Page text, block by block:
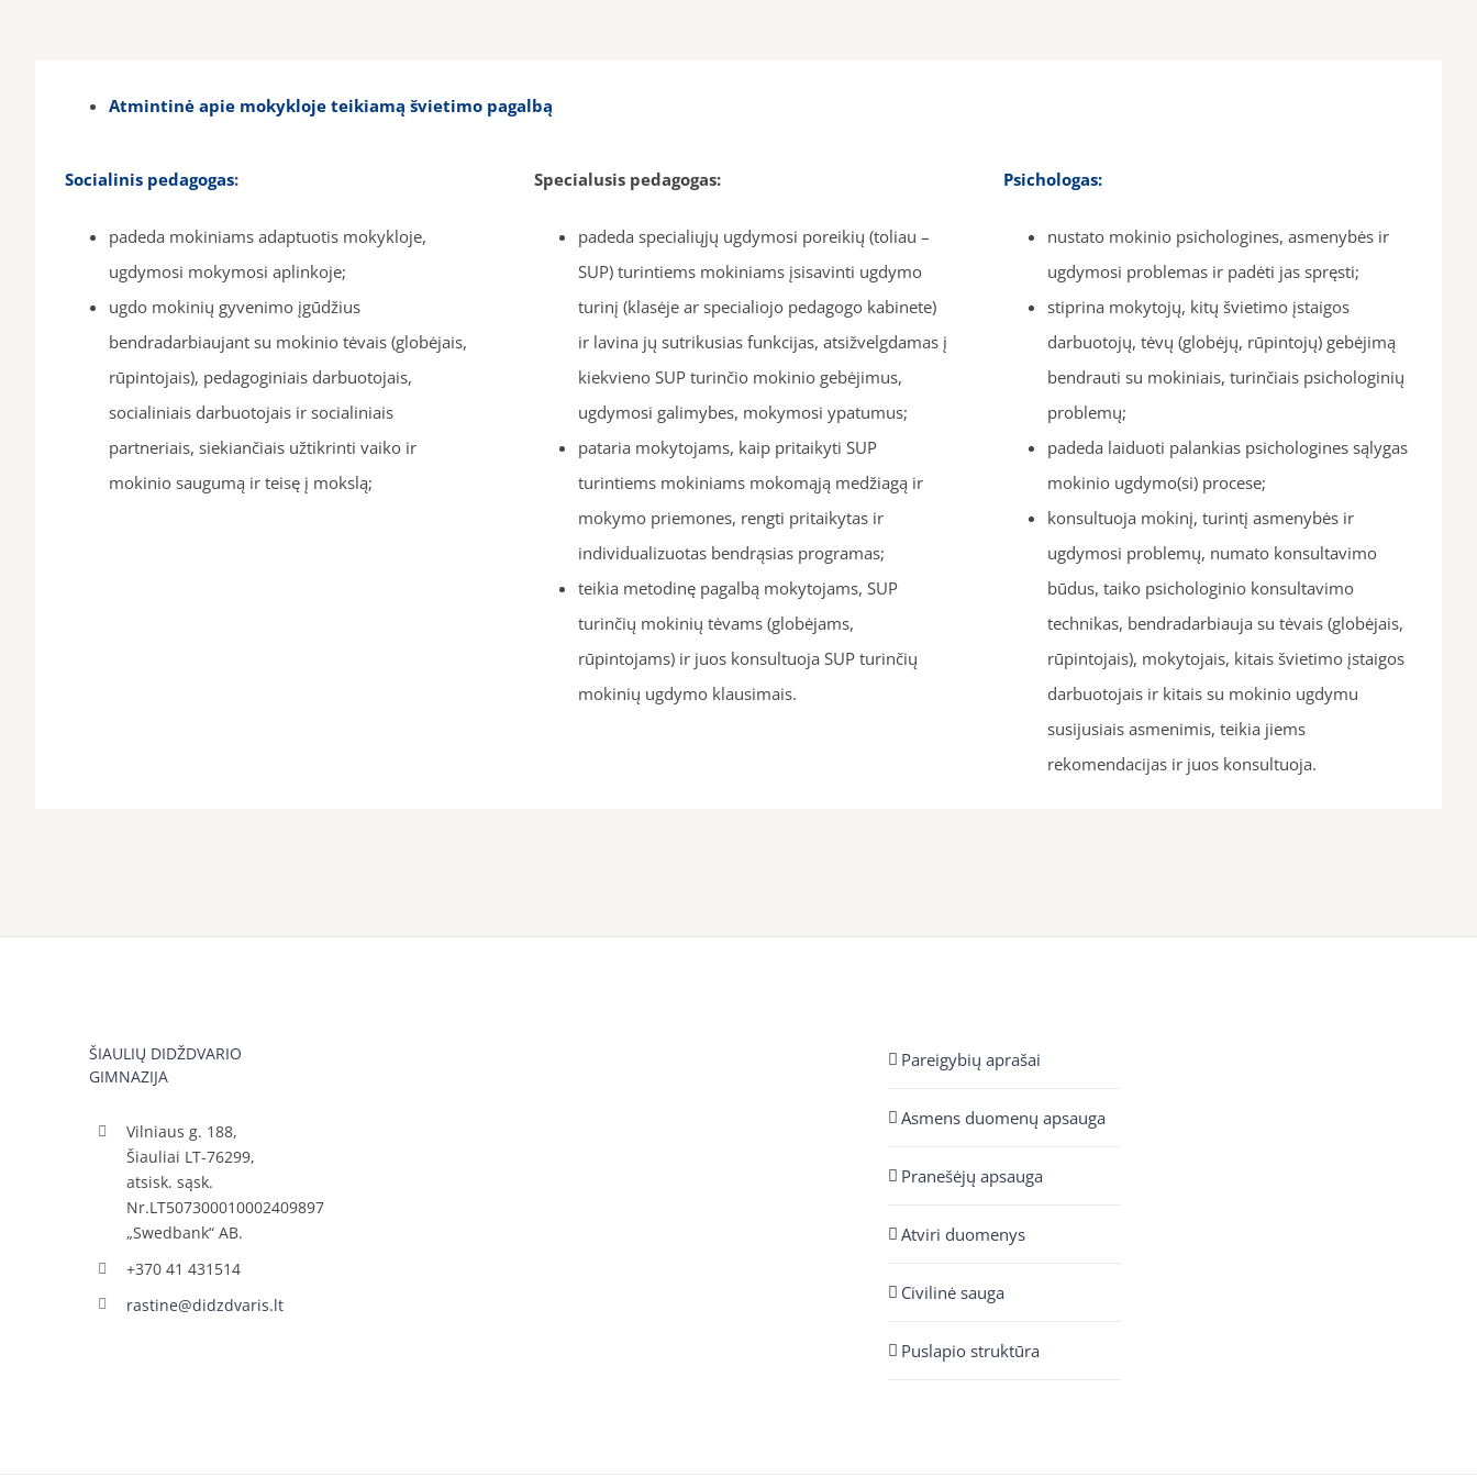
Atmintinė apie mokykloje teikiamą švietimo pagalbą
Socialinis pedagogas:
padeda mokiniams adaptuotis mokykloje,
ugdymosi mokymosi aplinkoje;
ugdo mokinių gyvenimo įgūdžius
bendradarbiaujant su mokinio tėvais (globėjais,
rūpintojais), pedagoginiais darbuotojais,
socialiniais darbuotojais ir socialiniais
partneriais, siekiančiais užtikrinti vaiko ir
mokinio saugumą ir teisę į mokslą;
Specialusis pedagogas:
padeda specialiųjų ugdymosi poreikių (toliau –
SUP) turintiems mokiniams įsisavinti ugdymo
turinį (klasėje ar specialiojo pedagogo kabinete)
ir lavina jų sutrikusias funkcijas, atsižvelgdamas į
kiekvieno SUP turinčio mokinio gebėjimus,
ugdymosi galimybes, mokymosi ypatumus;
pataria mokytojams, kaip pritaikyti SUP
turintiems mokiniams mokomąją medžiagą ir
mokymo priemones, rengti pritaikytas ir
individualizuotas bendrąsias programas;
teikia metodinę pagalbą mokytojams, SUP
turinčių mokinių tėvams (globėjams,
rūpintojams) ir juos konsultuoja SUP turinčių
mokinių ugdymo klausimais.
Psichologas:
nustato mokinio psichologines, asmenybės ir
ugdymosi problemas ir padėti jas spręsti;
stiprina mokytojų, kitų švietimo įstaigos
darbuotojų, tėvų (globėjų, rūpintojų) gebėjimą
bendrauti su mokiniais, turinčiais psichologinių
problemų;
padeda laiduoti palankias psichologines sąlygas
mokinio ugdymo(si) procese;
konsultuoja mokinį, turintį asmenybės ir
ugdymosi problemų, numato konsultavimo
būdus, taiko psichologinio konsultavimo
technikas, bendradarbiauja su tėvais (globėjais,
rūpintojais), mokytojais, kitais švietimo įstaigos
darbuotojais ir kitais su mokinio ugdymu
susijusiais asmenimis, teikia jiems
rekomendacijas ir juos konsultuoja.
ŠIAULIŲ DIDŽDVARIO
GIMNAZIJA
Vilniaus g. 188,
Šiauliai LT-76299,
atsisk. sąsk.
Nr.LT507300010002409897
„Swedbank“ AB.
+370 41 431514
rastine@didzdvaris.lt
Pareigybių aprašai
Asmens duomenų apsauga
Pranešėjų apsauga
Atviri duomenys
Civilinė sauga
Puslapio struktūra